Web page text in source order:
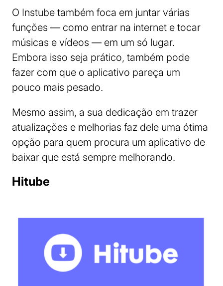
O Instube também foca em juntar várias
funções — como entrar na internet e tocar
músicas e vídeos — em um só lugar.
Embora isso seja prático, também pode
fazer com que o aplicativo pareça um
pouco mais pesado.
Mesmo assim, a sua dedicação em trazer
atualizações e melhorias faz dele uma ótima
opção para quem procura um aplicativo de
baixar que está sempre melhorando.
Hitube